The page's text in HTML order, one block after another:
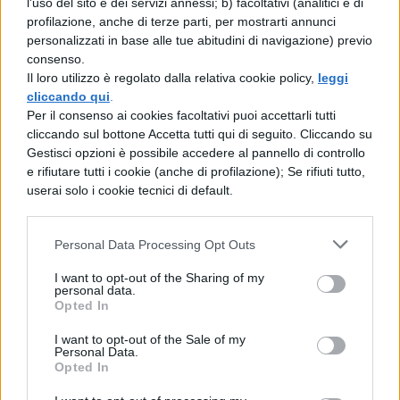
profilazione, anche di terze parti, per mostrarti annunci
personalizzati in base alle tue abitudini di navigazione) previo
consenso.
Il loro utilizzo è regolato dalla relativa cookie policy, leggi
cliccando qui
Per il consenso ai cookies facoltativi puoi accettarli tutti
cliccando sul bottone Accetta tutti qui di seguito. Cliccando su
Gestisci opzioni è possibile accedere al pannello di controllo
e rifiutare tutti i cookie (anche di profilazione); Se rifiuti tutto,
userai solo i cookie tecnici di default.
Personal Data Processing Opt Outs
I want to opt-out of the Sharing of my
personal data.
Opted In
I want to opt-out of the Sale of my
Personal Data.
Opted In
come una comune fotocopiatrice. Il
Mimete ricrea in tutto e per tutto il
documento, le fibre e le imperfezioni della
carta, le lacerazioni, le macchie âin un
processo di duplicazione in cui nella esatta
posizione di ogni singolo atomo del
modello viene fissato un atomo estratto
dove era carbonio, azoto dove era azoto, e
cosÃ¬ via (…). Si trattava veramente di una
tecnica rivoluzionaria: la sintesi organica a
bassa temperatura, lâordine dal disordine in
silenzio, rapidamente e a buon mercato: il